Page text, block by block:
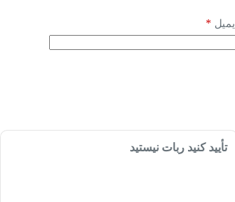
ایمیل *
تأیید کنید ربات نیستید